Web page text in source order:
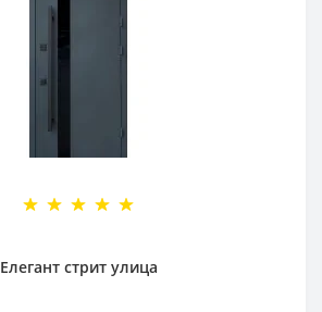
Елегант стрит улица